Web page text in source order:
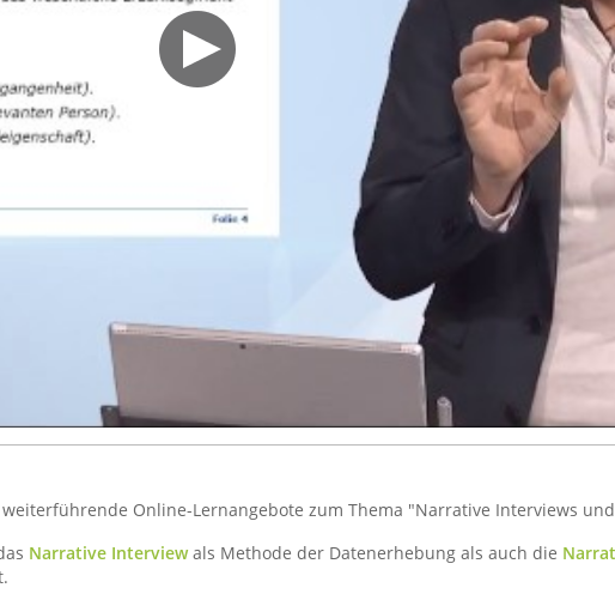
Online-Lernangebote zum Thema "Narrative Interviews
Narrative Interviewals Methode der Datenerhebung als auch die